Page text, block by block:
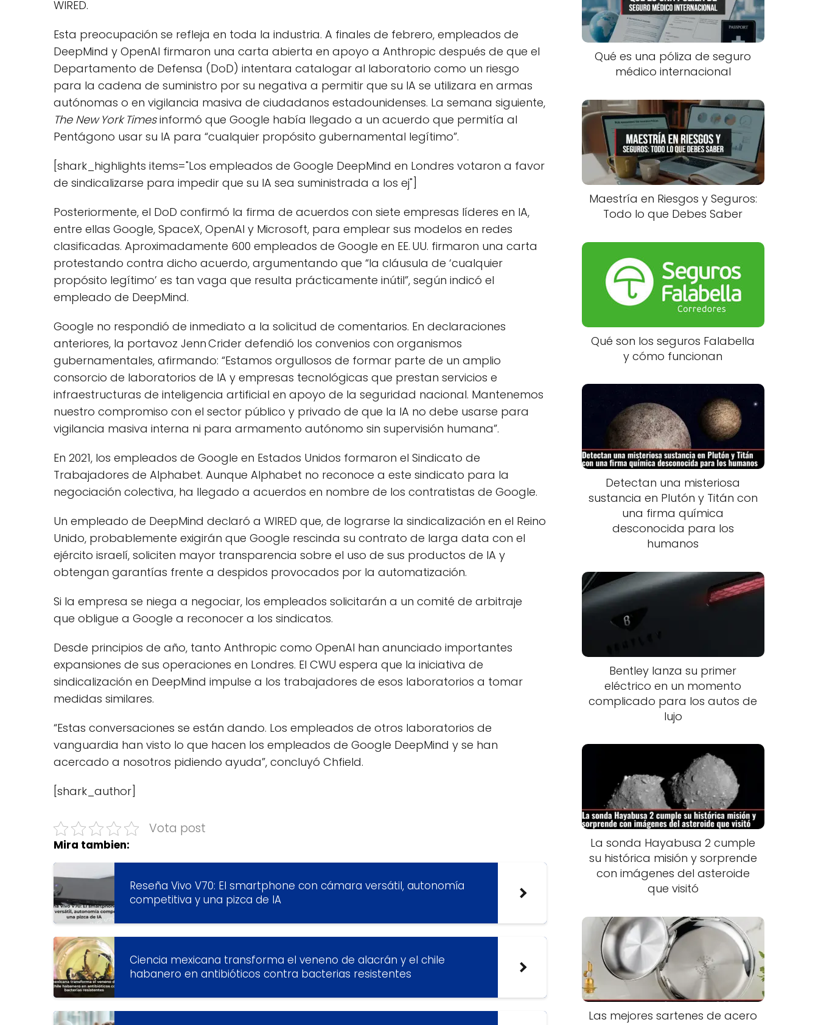
WIRED.
Esta preocupación se refleja en toda la industria. A finales de febrero, empleados de
DeepMind y OpenAI firmaron una carta abierta en apoyo a Anthropic después de que el
Departamento de Defensa (DoD) intentara catalogar al laboratorio como un riesgo
para la cadena de suministro por su negativa a permitir que su IA se utilizara en armas
autónomas o en vigilancia masiva de ciudadanos estadounidenses. La semana siguiente,
The New York Timesinformó que Google había llegado a un acuerdo que permitía al
Pentágono usar su IA para “cualquier propósito gubernamental legítimo”.
[shark_highlights items="Los empleados de Google DeepMind en Londres votaron a favor
de sindicalizarse para impedir que su IA sea suministrada a los ej"]
Posteriormente, el DoD confirmó la firma de acuerdos con siete empresas líderes en IA,
entre ellas Google, SpaceX, OpenAI y Microsoft, para emplear sus modelos en redes
clasificadas. Aproximadamente 600 empleados de Google en EE. UU. firmaron una carta
protestando contra dicho acuerdo, argumentando que “la cláusula de ‘cualquier
propósito legítimo’ es tan vaga que resulta prácticamente inútil”, según indicó el
empleado de DeepMind.
Google no respondió de inmediato a la solicitud de comentarios. En declaraciones
anteriores, la portavoz Jenn Crider defendió los convenios con organismos
gubernamentales, afirmando: “Estamos orgullosos de formar parte de un amplio
consorcio de laboratorios de IA y empresas tecnológicas que prestan servicios e
infraestructuras de inteligencia artificial en apoyo de la seguridad nacional. Mantenemos
nuestro compromiso con el sector público y privado de que la IA no debe usarse para
vigilancia masiva interna ni para armamento autónomo sin supervisión humana”.
En 2021, los empleados de Google en Estados Unidos formaron el Sindicato de
Trabajadores de Alphabet. Aunque Alphabet no reconoce a este sindicato para la
negociación colectiva, ha llegado a acuerdos en nombre de los contratistas de Google.
Un empleado de DeepMind declaró a WIRED que, de lograrse la sindicalización en el Reino
Unido, probablemente exigirán que Google rescinda su contrato de larga data con el
ejército israelí, soliciten mayor transparencia sobre el uso de sus productos de IA y
obtengan garantías frente a despidos provocados por la automatización.
Si la empresa se niega a negociar, los empleados solicitarán a un comité de arbitraje
que obligue a Google a reconocer a los sindicatos.
Desde principios de año, tanto Anthropic como OpenAI han anunciado importantes
expansiones de sus operaciones en Londres. El CWU espera que la iniciativa de
sindicalización en DeepMind impulse a los trabajadores de esos laboratorios a tomar
medidas similares.
“Estas conversaciones se están dando. Los empleados de otros laboratorios de
vanguardia han visto lo que hacen los empleados de Google DeepMind y se han
acercado a nosotros pidiendo ayuda”, concluyó Chfield.
[shark_author]
Vota post
Mira tambien:
Reseña Vivo V70: El smartphone con cámara versátil, autonomía
competitiva y una pizca de IA
Ciencia mexicana transforma el veneno de alacrán y el chile
habanero en antibióticos contra bacterias resistentes
Qué es una póliza de seguro
médico internacional
Maestría en Riesgos y Seguros:
Todo lo que Debes Saber
Qué son los seguros Falabella
y cómo funcionan
Detectan una misteriosa
sustancia en Plutón y Titán con
una firma química
desconocida para los
humanos
Bentley lanza su primer
eléctrico en un momento
complicado para los autos de
lujo
La sonda Hayabusa 2 cumple
su histórica misión y sorprende
con imágenes del asteroide
que visitó
Las mejores sartenes de acero